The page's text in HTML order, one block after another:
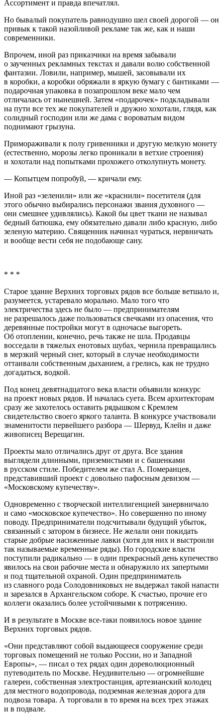
Ассортимент и правда впечатлял.
Но бывалый покупатель равнодушно шел своей дорогой — он
привык к такой назойливой рекламе так же, как и наши
современники.
Впрочем, иной раз приказчики на время забывали
о заученных рекламных текстах и давали волю собственной
фантазии. Ловили, например, мышей, засовывали их
в коробки, а коробки обряжали в яркую бумагу с бантиками —
подарочная упаковка в позапрошлом веке мало чем
отличалась от нынешней. Затем «подарочек» подкладывали
на пути все тех же покупателей и дружно хохотали, глядя, как
солидный господин или же дама с вороватым видом
поднимают грызуна.
Примораживали к полу гривенники и другую мелкую монету
(естественно, морозы легко проникали в ветхие строения)
и хохотали над попытками прохожего отколупнуть монету.
— Копытцем попробуй, — кричали ему.
Иной раз «зеленили» или же «краснили» посетителя (для
этого обычно выбирались персонажи звания духовного —
они смешнее удивлялись). Какой бы цвет ткани не называл
бедный батюшка, ему обязательно давали либо красную, либо
зеленую материю. Священник начинал чураться, нервничать
и вообще вести себя не подобающе сану.
* * *
Старое здание Верхних торговых рядов все больше ветшало и,
разумеется, устаревало морально. Мало того что
электричества здесь не было — предпринимателям
не разрешалось даже пользоваться свечками из опасения, что
деревянные постройки могут в одночасье выгореть.
Об отоплении, конечно, речь также не шла. Продавцы
восседали в тяжелых енотовых шубах, чернила превращались
в мерзкий черный снег, который в случае необходимости
оттаивали собственным дыханием, а грелись, как не трудно
догадаться, водкой.
Под конец девятнадцатого века власти объявили конкурс
на проект новых рядов. И началась суета. Всем архитекторам
сразу же захотелось оставить рядышком с Кремлем
свидетельство своего яркого таланта. В конкурсе участвовали
знаменитости первейшего разбора — Шервуд, Клейн и даже
живописец Верещагин.
Проекты мало отличались друг от друга. Все здания
выглядели длинными, приземистыми и с башенками
в русском стиле. Победителем же стал А. Померанцев,
представивший проект с довольно пафосным девизом —
«Московскому купечеству».
Одновременно с творческой интеллигенцией занервничало
и само «московское купечество». Но совершенно по иному
поводу. Предприниматели подсчитывали будущий убыток,
связанный с затором в бизнесе. Не желали они покидать
старые добрые насиженные лавки (хотя для них и выстроили
так называемые временные ряды). Но городские власти
поступили радикально — в один прекрасный день купечество
явилось на свои рабочие места и обнаружило их запертыми
и под тщательной охраной. Один предприниматель
из славного рода Солодовниковых не выдержал такой напасти
и зарезался в Архангельском соборе. К счастью, прочие его
коллеги оказались более устойчивыми к потрясению.
И в результате в Москве все-таки появилось новое здание
Верхних торговых рядов.
«Они представляют собой выдающееся сооружение среди
торговых помещений не только России, но и Западной
Европы», — писал о тех рядах один дореволюционный
путеводитель по Москве. Неудивительно — огромнейшие
галереи, собственная электростанция, артезианский колодец
для местного водопровода, подземная железная дорога для
подвоза товара. А торговали в то время на всех трех этажах
и в подвале.